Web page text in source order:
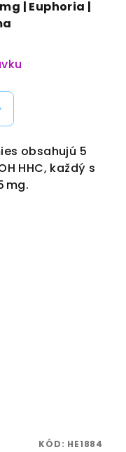
| Euphoria |
obsahujú 5
HHC, každý s
mg.
KÓD: HE1884